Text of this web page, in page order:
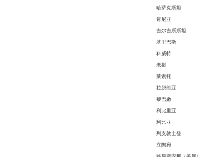
哈萨克斯坦
肯尼亚
吉尔吉斯斯坦
基里巴斯
科威特
老挝
莱索托
拉脱维亚
黎巴嫩
利比里亚
利比亚
列支敦士登
立陶宛